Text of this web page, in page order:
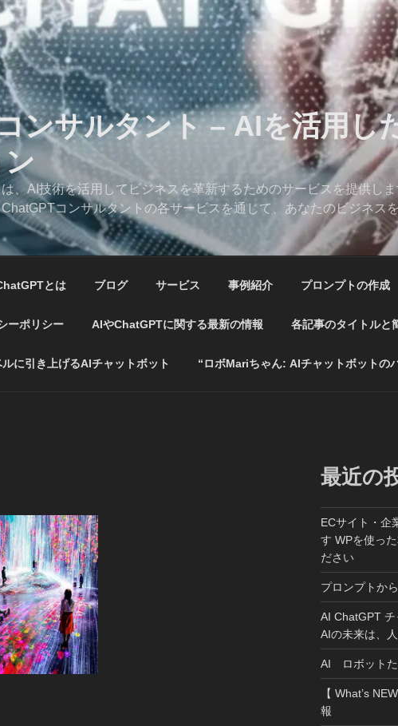
ンサルタント – AIを活用し
、AI技術を活用してビジネスを革新するためのサービスを提供しま
コンサルタントの各サービスを通じて、あなたのビジネス
とは ブログ サービス 事例紹介 プロンプトの作成
ーポリシー AIやChatGPTに関する最新の情報 各記事のタイトルと
に引き上げるAIチャットボット “ロボMariちゃん: AIチャットボットの
最近の
ECサイト・企
す WPを使っ
ださい
プロンプトか
AI ChatGPT
AIの未来は、
AI ロボットた
【 What’s
報